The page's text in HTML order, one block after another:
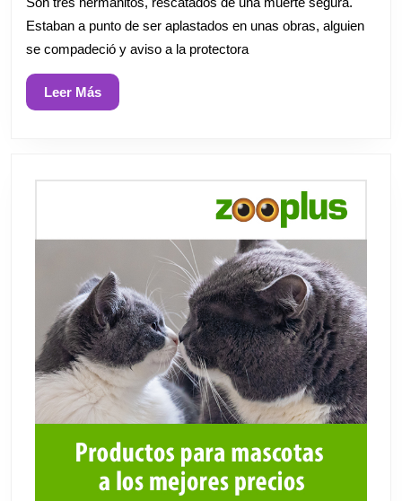
Estaban a punto de ser aplastados en unas obras, alguien
se compadeció y aviso a la protectora
Leer MásLeer
Más